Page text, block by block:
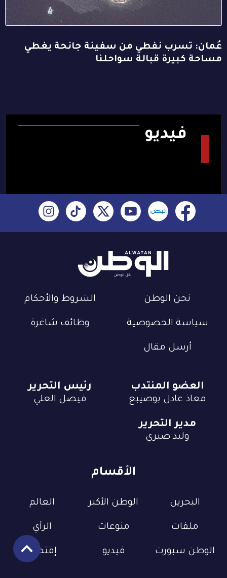
عُمان: تسرب نفطي من سفينة جانحة يغطي
مساحة كبيرة قبالة سواحلنا
فيديو
نحن الوطن الشروط والأحكام
سياسة الخصوصية وظائف شاغرة
أرسل مقال
الأقسام
البحرين الوطن الأكبر العالم
ملفات منوعات الرأي
الوطن سبورت فيديو إقتصاد
العضو المنتدب
معاذ عادل بوصيبع
رئيس التحرير
فيصل العلي
مدير التحرير
وليد صبري